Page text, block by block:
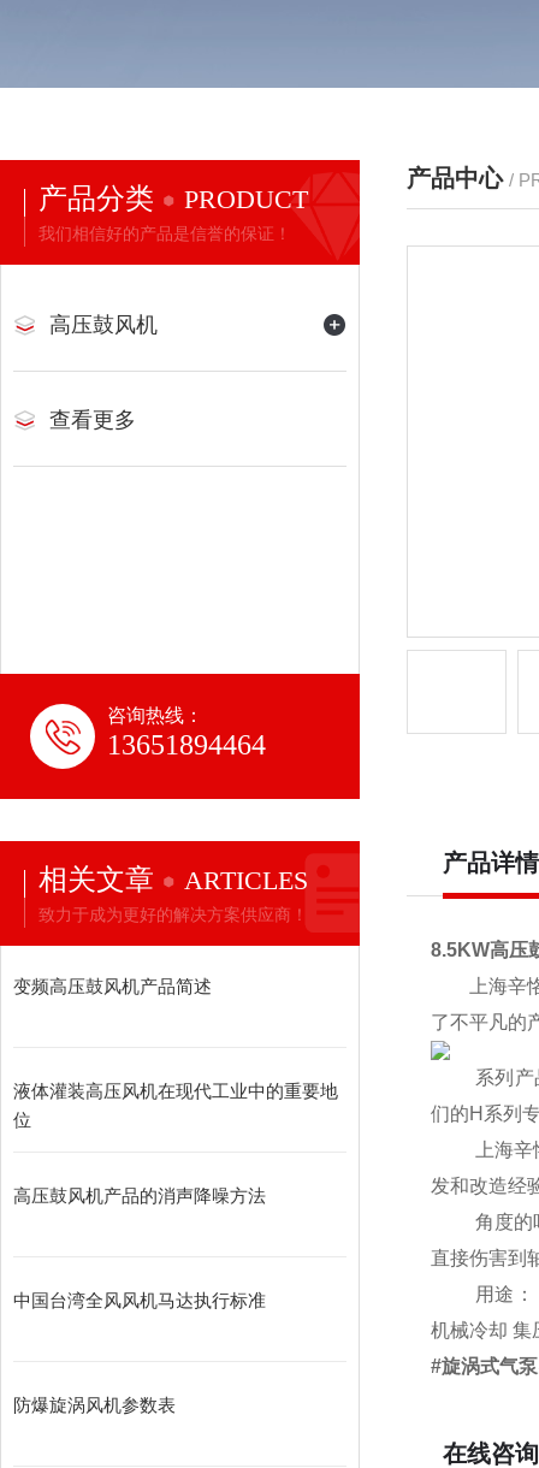
产品分类 PRODUCT
我们相信好的产品是信誉的保证！
高压鼓风机
查看更多
咨询热线：
13651894464
相关文章 ARTICLES
致力于成为更好的解决方案供应商！
变频高压鼓风机产品简述
液体灌装高压风机在现代工业中的重要地
位
高压鼓风机产品的消声降噪方法
中国台湾全风风机马达执行标准
防爆旋涡风机参数表
产品中心 /
产品详情
8.5KW高压
上海辛恪
了不平凡的
系列
们的H系列
上海辛恪
发和改造经
角度的
直接伤害到
用途
机械冷却 集
#旋涡式气
在线咨询